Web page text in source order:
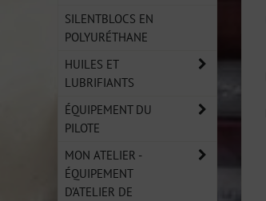
SILENTBLOCS EN
POLYURÉTHANE
HUILES ET
LUBRIFIANTS
ÉQUIPEMENT DU
PILOTE
MON ATELIER -
ÉQUIPEMENT
D'ATELIER DE